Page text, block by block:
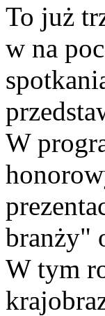
To już
w na
W
branży"
W tym